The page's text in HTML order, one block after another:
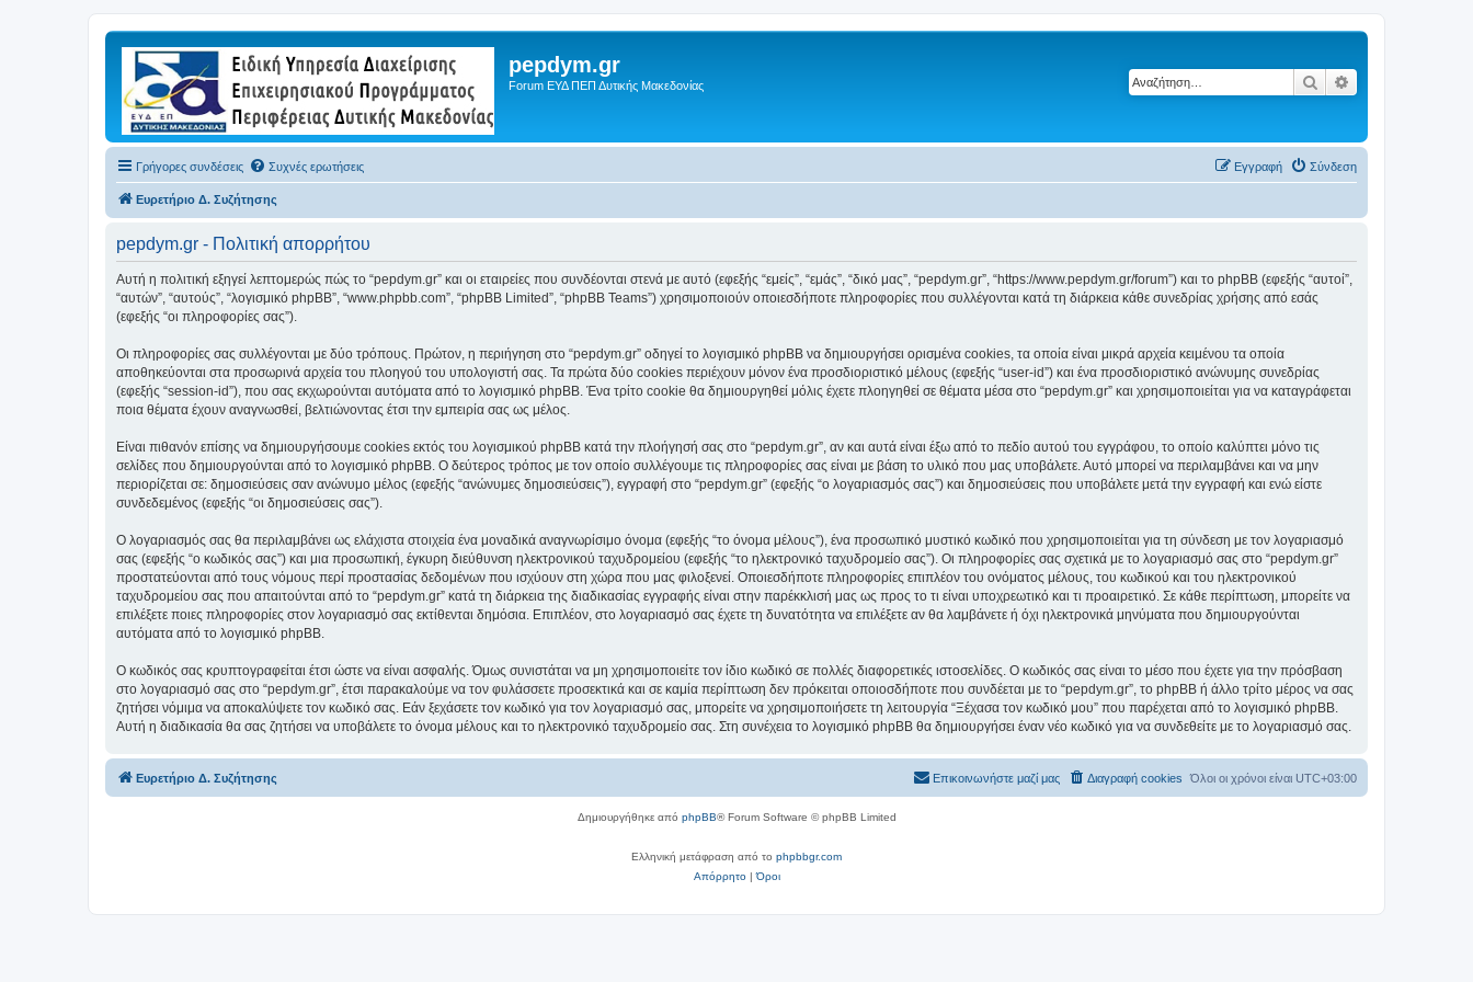
pepdym.gr
Forum ΕΥΔ ΠΕΠ Δυτικής Μακεδονίας Αναζήτηση
Γρήγορες συνδέσεις Συχνές ερωτήσεις Σύνδεση
Εγγραφή
Ευρετήριο Δ. Συζήτησης
pepdym.gr - Πολιτική απορρήτου
Αυτή η πολιτική εξηγεί λεπτομερώς πώς το “pepdym.gr” και οι εταιρείες που συνδέονται στενά με αυτό (εφεξής “εμείς”, “εμάς”, “δικό μας”, “pepdym.gr”, “https://www.pepdym.gr/forum”) και το phpBB (εφεξής “αυτοί”,
“αυτών”, “αυτούς”, “λογισμικό phpBB”, “www.phpbb.com”, “phpBB Limited”, “phpBB Teams”) χρησιμοποιούν οποιεσδήποτε πληροφορίες που συλλέγονται κατά τη διάρκεια κάθε συνεδρίας χρήσης από εσάς
(εφεξής “οι πληροφορίες σας”).
Οι πληροφορίες σας συλλέγονται με δύο τρόπους. Πρώτον, η περιήγηση στο “pepdym.gr” οδηγεί το λογισμικό phpBB να δημιουργήσει ορισμένα cookies, τα οποία είναι μικρά αρχεία κειμένου τα οποία
αποθηκεύονται στα προσωρινά αρχεία του πλοηγού του υπολογιστή σας. Τα πρώτα δύο cookies περιέχουν μόνον ένα προσδιοριστικό μέλους (εφεξής “user-id”) και ένα προσδιοριστικό ανώνυμης συνεδρίας
(εφεξής “session-id”), που σας εκχωρούνται αυτόματα από το λογισμικό phpBB. Ένα τρίτο cookie θα δημιουργηθεί μόλις έχετε πλοηγηθεί σε θέματα μέσα στο “pepdym.gr” και χρησιμοποιείται για να καταγράφεται
ποια θέματα έχουν αναγνωσθεί, βελτιώνοντας έτσι την εμπειρία σας ως μέλος.
Είναι πιθανόν επίσης να δημιουργήσουμε cookies εκτός του λογισμικού phpBB κατά την πλοήγησή σας στο “pepdym.gr”, αν και αυτά είναι έξω από το πεδίο αυτού του εγγράφου, το οποίο καλύπτει μόνο τις
σελίδες που δημιουργούνται από το λογισμικό phpBB. Ο δεύτερος τρόπος με τον οποίο συλλέγουμε τις πληροφορίες σας είναι με βάση το υλικό που μας υποβάλετε. Αυτό μπορεί να περιλαμβάνει και να μην
περιορίζεται σε: δημοσιεύσεις σαν ανώνυμο μέλος (εφεξής “ανώνυμες δημοσιεύσεις”), εγγραφή στο “pepdym.gr” (εφεξής “ο λογαριασμός σας”) και δημοσιεύσεις που υποβάλετε μετά την εγγραφή και ενώ είστε
συνδεδεμένος (εφεξής “οι δημοσιεύσεις σας”).
Ο λογαριασμός σας θα περιλαμβάνει ως ελάχιστα στοιχεία ένα μοναδικά αναγνωρίσιμο όνομα (εφεξής “το όνομα μέλους”), ένα προσωπικό μυστικό κωδικό που χρησιμοποιείται για τη σύνδεση με τον λογαριασμό
σας (εφεξής “ο κωδικός σας”) και μια προσωπική, έγκυρη διεύθυνση ηλεκτρονικού ταχυδρομείου (εφεξής “το ηλεκτρονικό ταχυδρομείο σας”). Οι πληροφορίες σας σχετικά με το λογαριασμό σας στο “pepdym.gr”
προστατεύονται από τους νόμους περί προστασίας δεδομένων που ισχύουν στη χώρα που μας φιλοξενεί. Οποιεσδήποτε πληροφορίες επιπλέον του ονόματος μέλους, του κωδικού και του ηλεκτρονικού
ταχυδρομείου σας που απαιτούνται από το “pepdym.gr” κατά τη διάρκεια της διαδικασίας εγγραφής είναι στην παρέκκλισή μας ως προς το τι είναι υποχρεωτικό και τι προαιρετικό. Σε κάθε περίπτωση, μπορείτε να
επιλέξετε ποιες πληροφορίες στον λογαριασμό σας εκτίθενται δημόσια. Επιπλέον, στο λογαριασμό σας έχετε τη δυνατότητα να επιλέξετε αν θα λαμβάνετε ή όχι ηλεκτρονικά μηνύματα που δημιουργούνται
αυτόματα από το λογισμικό phpBB.
Ο κωδικός σας κρυπτογραφείται έτσι ώστε να είναι ασφαλής. Όμως συνιστάται να μη χρησιμοποιείτε τον ίδιο κωδικό σε πολλές διαφορετικές ιστοσελίδες. Ο κωδικός σας είναι το μέσο που έχετε για την πρόσβαση
στο λογαριασμό σας στο “pepdym.gr”, έτσι παρακαλούμε να τον φυλάσσετε προσεκτικά και σε καμία περίπτωση δεν πρόκειται οποιοσδήποτε που συνδέεται με το “pepdym.gr”, το phpBB ή άλλο τρίτο μέρος να σας
ζητήσει νόμιμα να αποκαλύψετε τον κωδικό σας. Εάν ξεχάσετε τον κωδικό για τον λογαριασμό σας, μπορείτε να χρησιμοποιήσετε τη λειτουργία “Ξέχασα τον κωδικό μου” που παρέχεται από το λογισμικό phpBB.
Αυτή η διαδικασία θα σας ζητήσει να υποβάλετε το όνομα μέλους και το ηλεκτρονικό ταχυδρομείο σας. Στη συνέχεια το λογισμικό phpBB θα δημιουργήσει έναν νέο κωδικό για να συνδεθείτε με το λογαριασμό σας.
Ευρετήριο Δ. Συζήτησης Όλοι οι χρόνοι είναι UTC+03:00
Διαγραφή cookies
Επικοινωνήστε μαζί μας
Δημιουργήθηκε από phpBB® Forum Software © phpBB Limited
Ελληνική μετάφραση από το phpbbgr.com
Απόρρητο|Όροι